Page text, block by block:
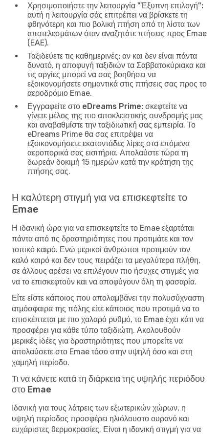
Χρησιμοποιήστε την λειτουργία "Έξυπνη επιλογή":
αυτή η λειτουργία σάς επιτρέπει να βρίσκετε τη
φθηνότερη και πιο βολική πτήση από τη λίστα των
αποτελεσμάτων όταν αναζητάτε πτήσεις προς Emae
(EAE).
Ταξιδεύετε τις καθημερινές: αν και δεν είναι πάντα
δυνατό, η αποφυγή ταξιδιών τα Σαββατοκύριακα και
τις αργίες μπορεί να σας βοηθήσει να
εξοικονομήσετε σημαντικά στις πτήσεις σας προς το
αεροδρόμιο Emae.
Εγγραφείτε στο eDreams Prime: σκεφτείτε να
γίνετε μέλος της πιο αποκλειστικής συνδρομής μας
και αναβαθμίστε την ταξιδιωτική σας εμπειρία. Το
eDreams Prime θα σας επιτρέψει να
εξοικονομήσετε εκατοντάδες λίρες στα επόμενα
αεροπορικά σας εισιτήρια. Απολαύστε τώρα τη
δωρεάν δοκιμή 15 ημερών κατά την κράτηση της
πτήσης σας.
Η καλύτερη στιγμή για να επισκεφτείτε το
Emae
Η ιδανική ώρα για να επισκεφτείτε το Emae εξαρτάται
πάντα από τις δραστηριότητες που προτιμάτε και τον
τοπικό καιρό. Ενώ μερικοί άνθρωποι προτιμούν τον
καλό καιρό και δεν τους πειράζει τα μεγαλύτερα πλήθη,
σε άλλους αρέσει να επιλέγουν πιο ήσυχες στιγμές για
να το επισκεφτούν και να αποφύγουν όλη τη φασαρία.
Είτε είστε κάποιος που απολαμβάνει την πολυσύχναστη
ατμόσφαιρα της πόλης είτε κάποιος που προτιμά να το
επισκέπτεται με πιο χαλαρό ρυθμό, το Emae έχει κάτι να
προσφέρει για κάθε τύπο ταξιδιώτη. Ακολουθούν
μερικές ιδέες για δραστηριότητες που μπορείτε να
απολαύσετε στο Emae τόσο στην υψηλή όσο και στη
χαμηλή περίοδο.
Τι να κάνετε κατά τη διάρκεια της υψηλής περιόδου
στο Emae
Ιδανική για τους λάτρεις των εξωτερικών χώρων, η
υψηλή περίοδος προσφέρει ηλιόλουστο ουρανό και
ευχάριστες θερμοκρασίες. Είναι η ιδανική στιγμή για να